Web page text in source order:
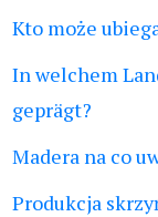
Kto może
In welchem
geprägt?
Madera na co
Produkcja